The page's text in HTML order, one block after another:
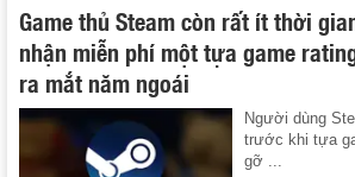
Game thủ Steam còn rất ít thời
nhận miễn phí một tựa game
ra mắt năm ngoái
Người dùng
trước khi tựa
gỡ ...